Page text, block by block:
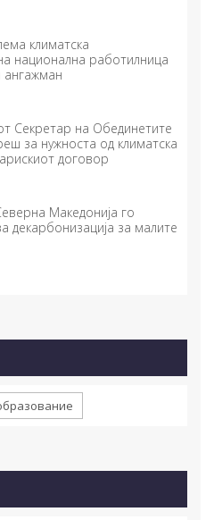
климатска
национална работилница
ангажман
Секретар на Обединетите
за нужноста од климатска
договор
Македонија го
декарбонизација за малите